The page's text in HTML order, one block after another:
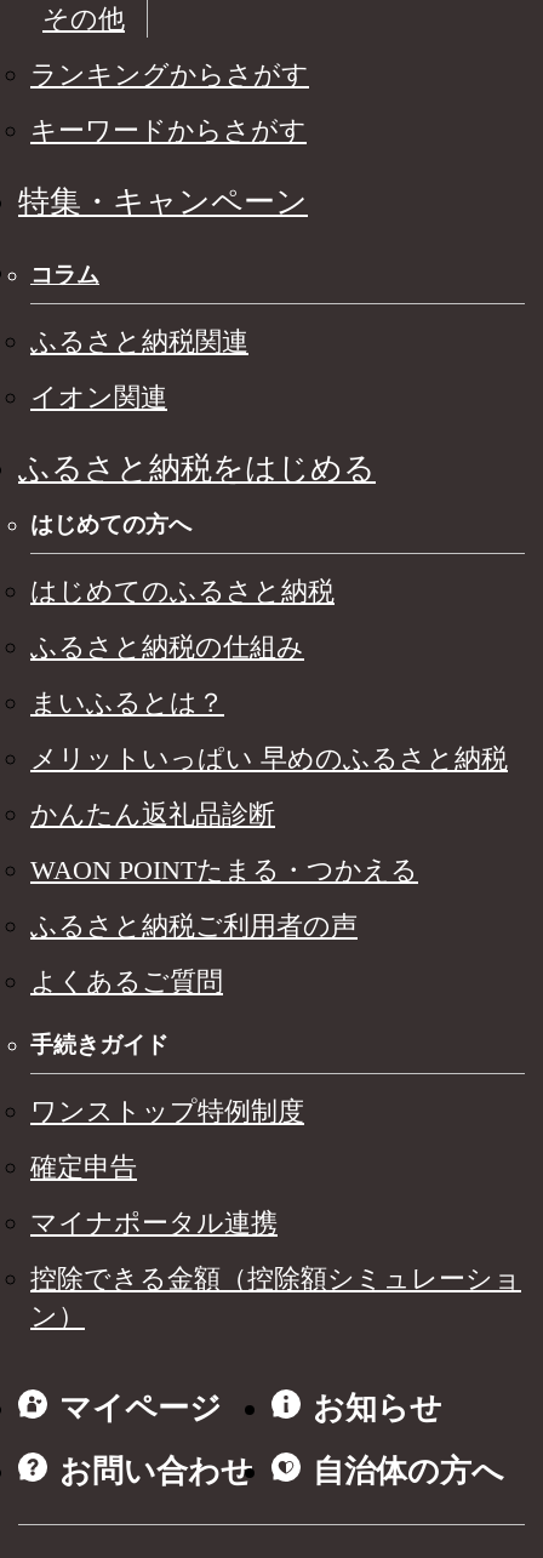
その他
ランキングからさがす
キーワードからさがす
特集・キャンペーン
コラム
ふるさと納税関連
イオン関連
ふるさと納税をはじめる
はじめての方へ
はじめてのふるさと納税
ふるさと納税の仕組み
まいふるとは？
メリットいっぱい 早めのふるさと納税
かんたん返礼品診断
WAON POINTたまる・つかえる
ふるさと納税ご利用者の声
よくあるご質問
手続きガイド
ワンストップ特例制度
確定申告
マイナポータル連携
控除できる金額（控除額シミュレーショ
ン）
マイページ
お知らせ
お問い合わせ
自治体の方へ